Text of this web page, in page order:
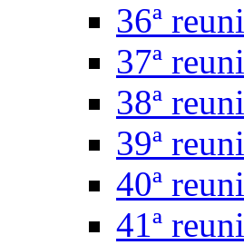
36ª
37ª
38ª
39ª
40ª
41ª